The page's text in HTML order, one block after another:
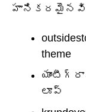
theme
లూప్